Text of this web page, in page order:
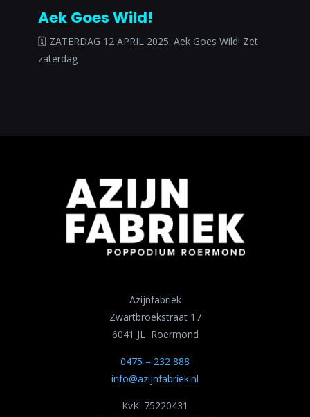
Aek Goes Wild!
🗓 ZATERDAG 12 APRIL 2025: Aek Goes Wild! Zet
zaterdag
Azijnfabriek
Zwartbroekstraat 17
6041 JL Roermond
0475 – 232 888
info@azijnfabriek.nl
KvK: 75220431